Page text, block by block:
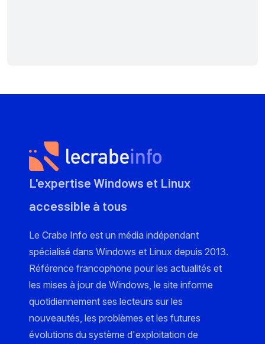
L'expertise Windows et Linux
accessible à tous
Le Crabe Info est un média indépendant
spécialisé dans Windows et Linux depuis 2013.
Référence francophone pour les actualités et
les mises à jour de Windows, le site informe
quotidiennement ses lecteurs sur les
nouveautés, les problèmes et les futures
évolutions du système d'exploitation de